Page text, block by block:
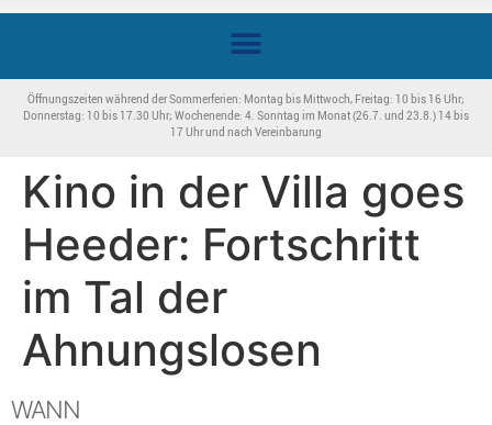
Öffnungszeiten während der Sommerferien: Montag bis Mittwoch, Freitag: 10 bis 16 Uhr;
Donnerstag: 10 bis 17.30 Uhr; Wochenende: 4. Sonntag im Monat (26.7. und 23.8.) 14 bis
17 Uhr und nach Vereinbarung
Kino in der Villa goes
Heeder: Fortschritt
im Tal der
Ahnungslosen
WANN